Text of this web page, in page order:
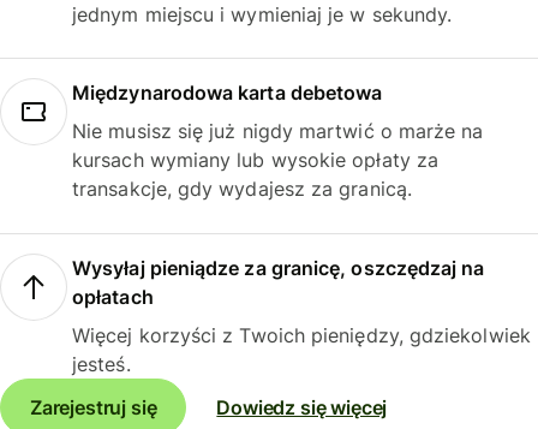
jednym miejscu i wymieniaj je w sekundy.
Międzynarodowa karta debetowa
Nie musisz się już nigdy martwić o marże na
kursach wymiany lub wysokie opłaty za
transakcje, gdy wydajesz za granicą.
Wysyłaj pieniądze za granicę, oszczędzaj na
opłatach
Więcej korzyści z Twoich pieniędzy, gdziekolwiek
jesteś.
Zarejestruj się
Dowiedz się więcej